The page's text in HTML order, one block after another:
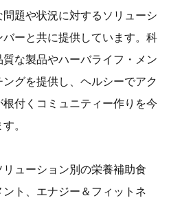
題や状況に対するソリューシ
ーと共に提供しています。科
な製品やハーバライフ・メン
グを提供し、ヘルシーでアク
付くコミュニティー作りを今
。
ューション別の栄養補助食
ト、エナジー＆フィットネ